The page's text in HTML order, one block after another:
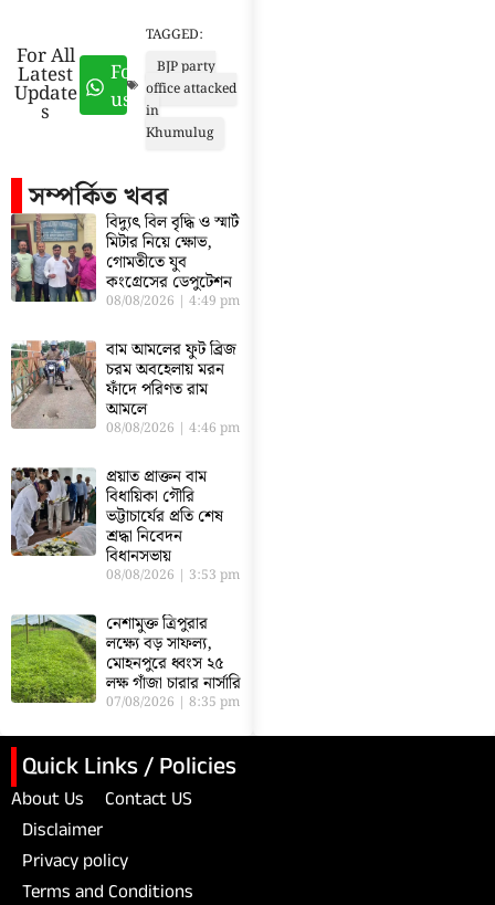
For All
Latest
Update
s
Follow
us
TAGGED:
BJP party
office attacked
in
Khumulug
সম্পর্কিত খবর
বিদ্যুৎ বিল বৃদ্ধি ও স্মার্ট
মিটার নিয়ে ক্ষোভ,
গোমতীতে যুব
কংগ্রেসের ডেপুটেশন
08/08/2026 4:49 pm
বাম আমলের ফুট ব্রিজ
চরম অবহেলায় মরন
ফাঁদে পরিণত রাম
আমলে
08/08/2026 4:46 pm
প্রয়াত প্রাক্তন বাম
বিধায়িকা গৌরি
ভট্টাচার্যের প্রতি শেষ
শ্রদ্ধা নিবেদন
বিধানসভায়
08/08/2026 3:53 pm
নেশামুক্ত ত্রিপুরার
লক্ষ্যে বড় সাফল্য,
মোহনপুরে ধ্বংস ২৫
লক্ষ গাঁজা চারার নার্সারি
07/08/2026 8:35 pm
Quick Links / Policies
About Us
Contact US
Disclaimer
Privacy policy
Terms and Conditions